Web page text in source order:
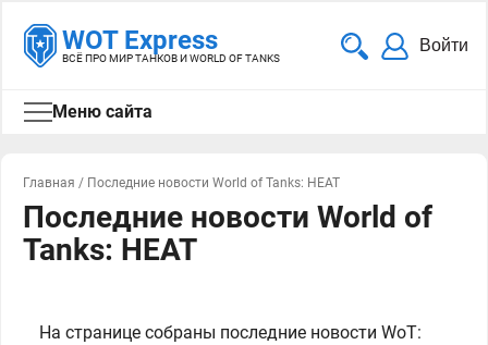
WOT Express
ВСЁ ПРО МИР ТАНКОВ И WORLD OF TANKS
Войти
Меню сайта
Главная / Последние новости World of Tanks: HEAT
Последние новости World of
Tanks: HEAT
На странице собраны последние новости WoT: